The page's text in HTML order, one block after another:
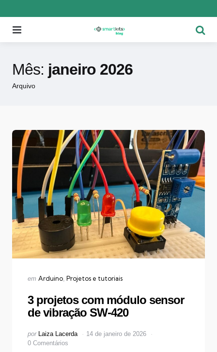
Arquivo
Mês: janeiro 2026
Categorias
Publicado
em Arduino Projetos e tutoriais
3 projetos com módulo sensor
de vibração SW-420
Postado
por
por Laiza Lacerda
14 de janeiro de 2026
0 Comentários